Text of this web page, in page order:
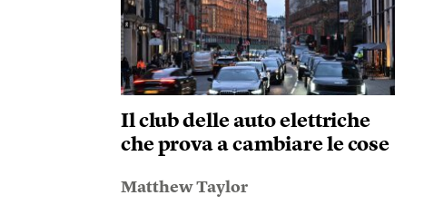
Il club delle auto elettriche
che prova a cambiare le cose
Matthew Taylor